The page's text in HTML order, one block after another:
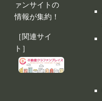
クラファンプ
レイスには
全てのクラフ
ァンサイトの
情報が集約！
［関連サイ